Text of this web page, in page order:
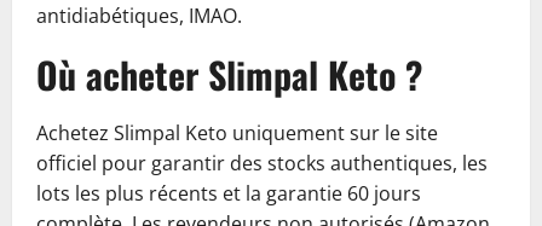
antidiabétiques, IMAO.
Où acheter Slimpal Keto ?
Achetez Slimpal Keto uniquement sur le site
officiel pour garantir des stocks authentiques, les
lots les plus récents et la garantie 60 jours